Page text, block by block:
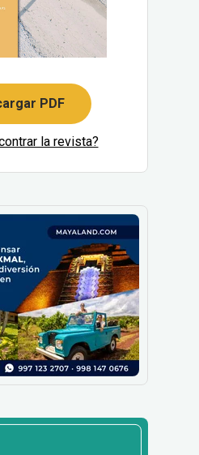
PDF
la revista?